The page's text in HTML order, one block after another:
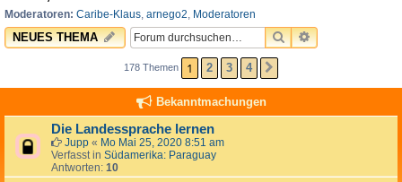
Moderatoren: Caribe-Klaus, arnego2, Moderatoren
NEUES THEMA SUCHEERWEITERTE
178 Themen 1 2 3 4
Bekanntmachungen
Die Landessprache lernen
Jupp « Mo Mai 25, 2020 8:51 am
Verfasst in Südamerika: Paraguay
Antworten: 10